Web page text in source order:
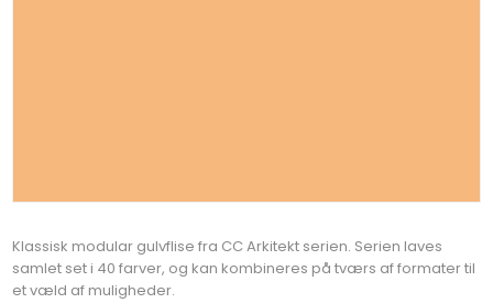
Klassisk modular gulvflise fra CC Arkitekt serien. Serien laves
samlet set i 40 farver, og kan kombineres på tværs af formater til
et væld af muligheder.